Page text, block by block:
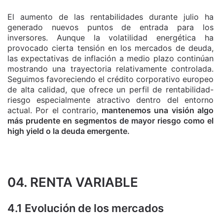
El aumento de las rentabilidades durante julio ha
generado nuevos puntos de entrada para los
inversores. Aunque la volatilidad energética ha
provocado cierta tensión en los mercados de deuda,
las expectativas de inflación a medio plazo continúan
mostrando una trayectoria relativamente controlada.
Seguimos favoreciendo el crédito corporativo europeo
de alta calidad, que ofrece un perfil de rentabilidad-
riesgo especialmente atractivo dentro del entorno
actual. Por el contrario, mantenemos una visión algo
más prudente en segmentos de mayor riesgo como el
high yield o la deuda emergente.
04. RENTA VARIABLE
4.1 Evolución de los mercados